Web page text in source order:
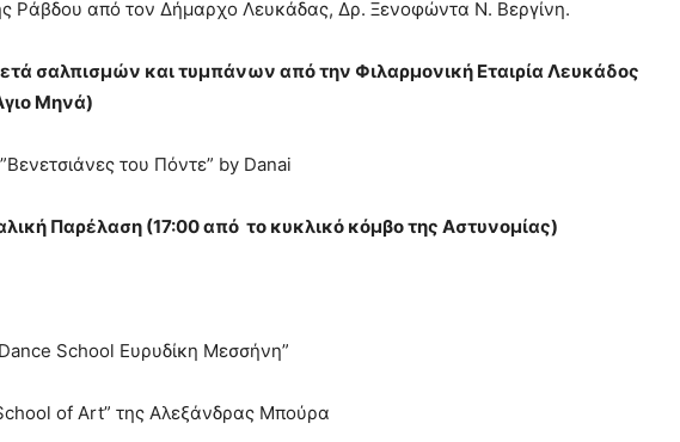
Ράβδου από τον Δήμαρχο Λευκάδας, Δρ. Ξενοφώντα Ν. Βεργίνη.
σαλπισμών και τυμπάνων από την Φιλαρμονική Εταιρία Λευκάδος
Μηνά)
του Πόντε” by Danai
Παρέλαση (17:00 από το κυκλικό κόμβο της Αστυνομίας)
School Eυρυδίκη Μεσσήνη”
of Art” της Αλεξάνδρας Μπούρα